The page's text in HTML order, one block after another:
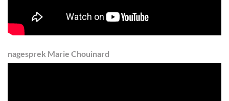
nagesprek Marie Chouinard